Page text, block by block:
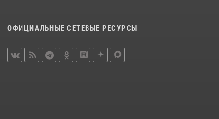
ОФИЦИАЛЬНЫЕ СЕТЕВЫЕ РЕСУРСЫ